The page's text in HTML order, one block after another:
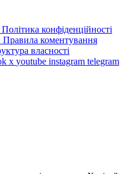
Політика конфіденційності
Правила коментування
власності
x youtube instagram telegram